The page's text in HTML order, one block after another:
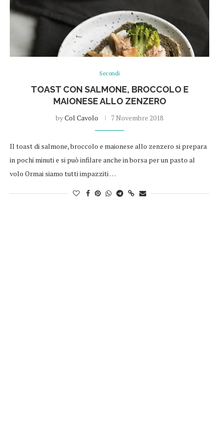
Secondi
TOAST CON SALMONE, BROCCOLO E
MAIONESE ALLO ZENZERO
byCol Cavolo 7 Novembre 2018
Il toast di salmone, broccolo e maionese allo zenzero si prepara
in pochi minuti e si può infilare anche in borsa per un pasto al
volo Ormai siamo tutti impazziti …